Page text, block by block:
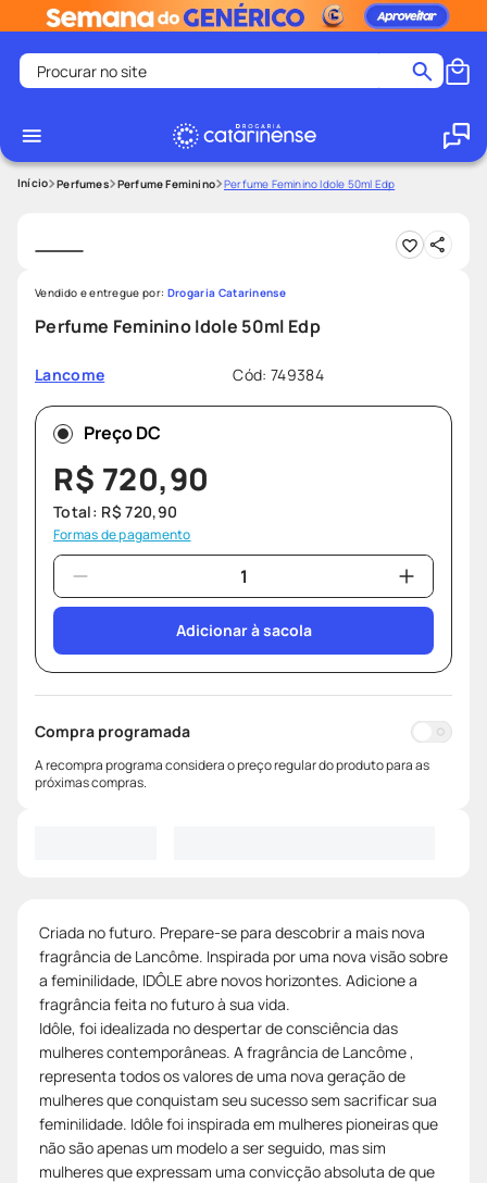
Procurar no site
1
2º
medley
4º
protetor solar facial
5º
shampoo
6º
tadalafila
9
desodorante
protetor solar
Perfumes Perfume Feminino Perfume Feminino Idole 50ml Edp
Perfume Feminino Idole 50ml Edp
Lancome Cód: 749384
Vendido e entregue por: Drogaria Catarinense
Preço DC
R$ 720,90
Total: R$ 720,90
Formas de pagamento
Adicionar à sacola
Compra programada
A recompra programa considera o preço regular do produto para as
próximas compras.
Criada no futuro. Prepare-se para descobrir a mais nova
fragrância de Lancôme. Inspirada por uma nova visão sobre
a feminilidade, IDÔLE abre novos horizontes. Adicione a
fragrância feita no futuro à sua vida.
Idôle, foi idealizada no despertar de consciência das
mulheres contemporâneas. A fragrância de Lancôme ,
representa todos os valores de uma nova geração de
mulheres que conquistam seu sucesso sem sacrificar sua
feminilidade. Idôle foi inspirada em mulheres pioneiras que
não são apenas um modelo a ser seguido, mas sim
mulheres que expressam uma convicção absoluta de que